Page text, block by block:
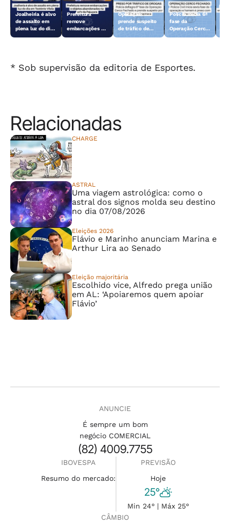
Joalheiria é alvo
de assalto em
plena luz do dia
Prefeitura
remove
embarcações e
Operação
prende suspeito
de tráfico de
Polícia inicia 6ª
fase da
Operação Cerco
* Sob supervisão da editoria de Esportes.
Relacionadas
CHARGE
ASTRAL
Uma viagem astrológica: como o
astral dos signos molda seu destino
no dia 07/08/2026
Eleições 2026
Flávio e Marinho anunciam Marina e
Arthur Lira ao Senado
Eleição majoritária
Escolhido vice, Alfredo prega união
em AL: ‘Apoiaremos quem apoiar
Flávio’
ANUNCIE
É sempre um bom
negócio COMERCIAL
(82) 4009.7755
IBOVESPA
Resumo do mercado:
PREVISÃO
Hoje
25°
Min 24° | Máx 25°
CÂMBIO